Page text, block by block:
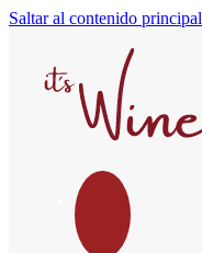
Saltar al contenido principal